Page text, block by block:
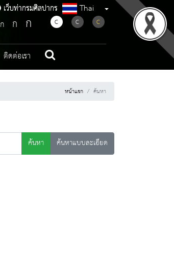
เว็บท่ากรมศิลปากร
เว็บท่ากรมศิลปากร Thai
ก ก ก C C C
ติดต่อเรา
หน้าแรก ค้นหา
ค้นหา
ค้นหาแบบละเอียด